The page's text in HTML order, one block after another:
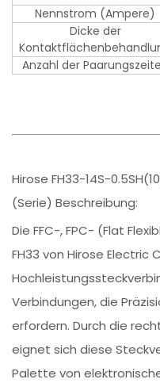
Nennstrom (Ampere)
Dicke der
Anzahl der
Hirose FH33-14S-
(Serie) Beschreibung:
Die FFC-, FPC- (Flat
FH33 von Hirose Electric
Verbindungen, die
erfordern. Durch die
eignet sich diese
Palette von